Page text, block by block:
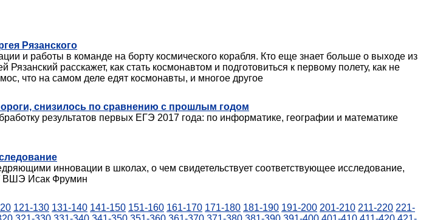
Рязанского
и работы в команде на борту космического корабля. Кто еще знает больше о выходе из
расскажет, как стать космонавтом и подготовиться к первому полету, как не
что на самом деле едят космонавты, и многое другое
снизилось по сравнению с прошлым годом
результатов первых ЕГЭ 2017 года: по информатике, географии и математике
инновации в школах, о чем свидетельствует соответствующее исследование,
ВШЭ Исак Фрумин
121-130 131-140 141-150 151-160 161-170 171-180 181-190 191-200 201-210 211-220 221-